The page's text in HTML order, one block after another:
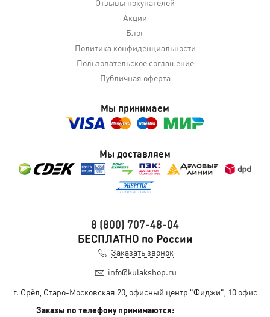
Отзывы покупателей
Акции
Блог
Политика конфиденциальности
Пользовательское соглашение
Публичная оферта
Мы принимаем
Мы доставляем
8 (800) 707-48-04
БЕСПЛАТНО по России
Заказать звонок
info@kulakshop.ru
г. Орёл, Старо-Московская 20, офисный центр "Фиджи", 10 офис
Заказы по телефону принимаются: